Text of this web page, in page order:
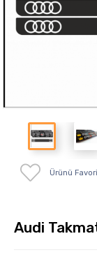
Ürünü
Audi